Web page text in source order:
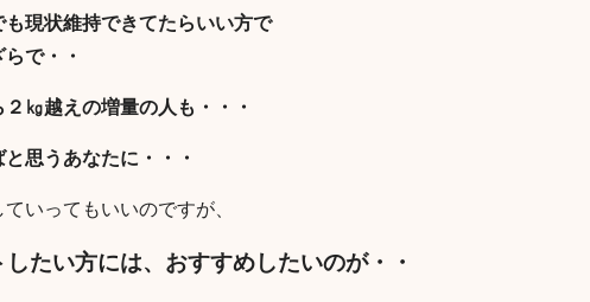
現状維持できてたらいい方で
で・・
㎏越えの増量の人も・・・
思うあなたに・・・
いってもいいのですが、
たい方には、おすすめしたいのが・・